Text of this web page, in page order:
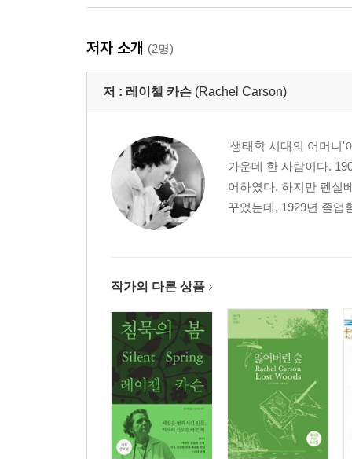
저자 소개 (2명)
저 : 레이첼 카슨 (Rachel Carson)
'생태학 시대의 어머니'
가운데 한 사람이다.
어하였다. 하지만 펜실
꾸었는데, 1929년 졸업
작가의 다른 상품